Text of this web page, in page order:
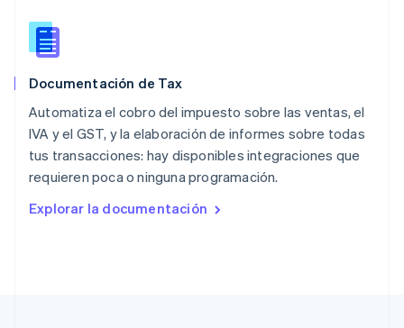
Documentación de Tax
Automatiza el cobro del impuesto sobre las ventas, el
IVA y el GST, y la elaboración de informes sobre todas
tus transacciones: hay disponibles integraciones que
requieren poca o ninguna programación.
Explorar la documentación
English
Portugal
RAE de Hong Kong, China
English简体中文
Reino Unido
English
República Checa
English
English